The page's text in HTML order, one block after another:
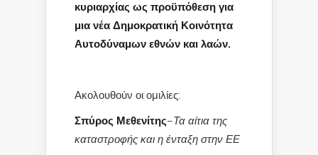
κυριαρχίας ως προϋπόθεση για
μια νέα Δημοκρατική Κοινότητα
Αυτοδύναμων εθνών και λαών.
Ακολουθούν οι ομιλίες:
Σπύρος Μεθενίτης–Τα αίτια της
καταστροφής και η ένταξη στην ΕΕ